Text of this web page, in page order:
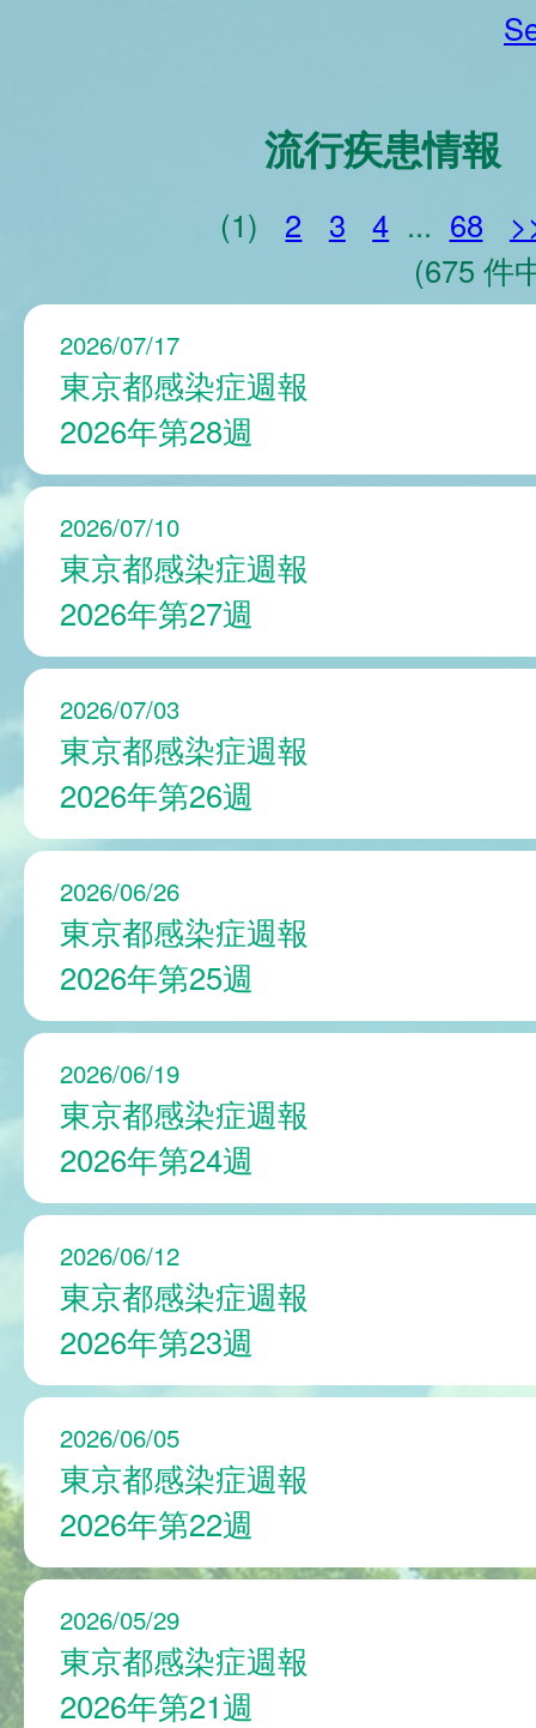
流行疾患情報
(1) 2 3 4 ... 68
(675 件
2026/07/17
東京都感染症週報
2026年第28週
2026/07/10
東京都感染症週報
2026年第27週
2026/07/03
東京都感染症週報
2026年第26週
2026/06/26
東京都感染症週報
2026年第25週
2026/06/19
東京都感染症週報
2026年第24週
2026/06/12
東京都感染症週報
2026年第23週
2026/06/05
東京都感染症週報
2026年第22週
2026/05/29
東京都感染症週報
2026年第21週